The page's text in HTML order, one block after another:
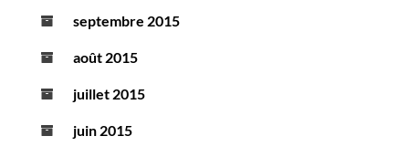
septembre 2015
août 2015
juillet 2015
juin 2015